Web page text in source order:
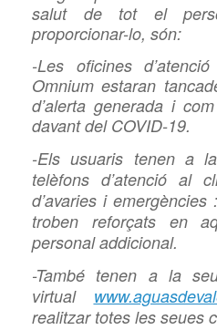
salut de tot el
proporcionar-lo, són:
-Les oficines
Omnium estaran
d’alerta generada i
davant del COVID-19.
-Els usuaris tenen a
telèfons d’atenció al
d’avaries i
troben reforçats en
personal addicional.
-També tenen a la
virtual
realitzar totes les seues